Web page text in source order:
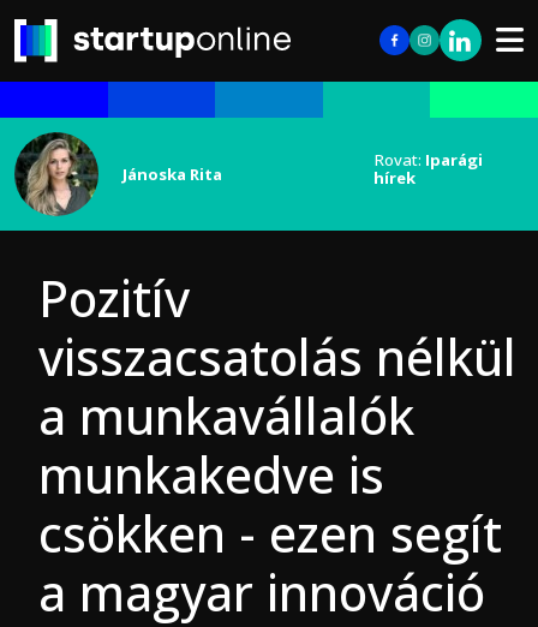
Jánoska Rita
Rovat: Iparági
hírek
Pozitív
visszacsatolás nélkül
a munkavállalók
munkakedve is
csökken - ezen segít
a magyar innováció